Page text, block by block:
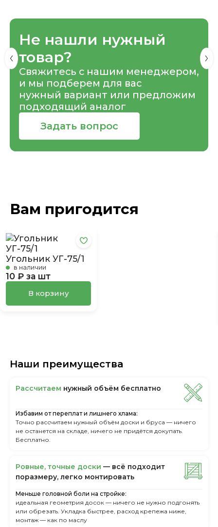
Не нашли нужный
товар?
Свяжитесь с нашим менеджером,
и мы подберем для вас
нужный вариант или предложим
подходящий аналог
Задать вопрос
Вам пригодится
Угольник УГ-75/1
в наличии
10 ₽ за шт
В корзину
Наши преимущества
Рассчитаем нужный объём бесплатно
Избавим от переплат и лишнего хлама:
Точно рассчитаем нужный объём доски и бруса — ничего
не останется на складе, ничего не придётся докупать.
Бесплатно.
Ровные, точные доски — всё подходит
поразмеру, легкo монтировать
Меньше головной боли на стройке:
идеальная геометрия досок — ничего не нужно подгонять
или обрезать. Укладка быстрее, расход крепежа ниже,
монтаж — как по маслу